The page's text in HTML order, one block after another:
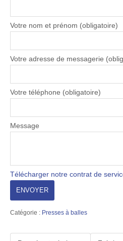
Votre nom et prénom (obligatoire)
Votre adresse de messagerie
Votre téléphone (obligatoire)
Message
Télécharger notre contrat de
Catégorie : Presses à balles